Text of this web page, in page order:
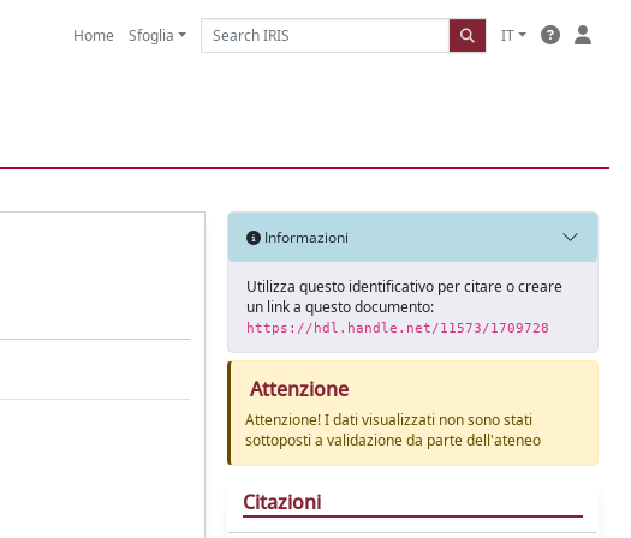
Home Sfoglia IT
Informazioni
Utilizza questo identificativo per citare o creare
un link a questo documento:
https://hdl.handle.net/11573/1709728
Attenzione
Attenzione! I dati visualizzati non sono stati
sottoposti a validazione da parte dell'ateneo
Citazioni